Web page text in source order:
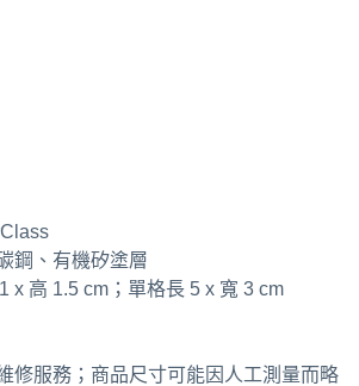
鋼、有機矽塗層
x 高 1.5 cm；單格長 5 x 寬 3 cm
修服務；商品尺寸可能因人工測量而略